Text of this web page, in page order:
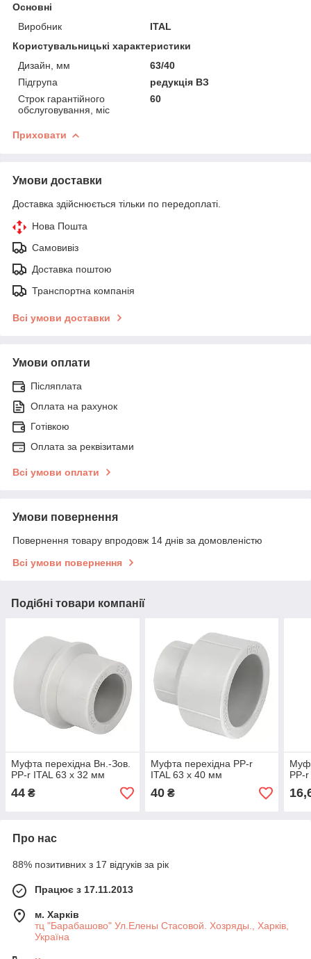
Основні
Виробник
ITAL
Користувальницькі характеристики
Дизайн, мм
63/40
Підгрупа
редукція ВЗ
Строк гарантійного
обслуговування, міс
60
Приховати
Умови доставки
Доставка здійснюється тільки по передоплаті.
Нова Пошта
Самовивіз
Доставка поштою
Транспортна компанія
Всі умови доставки
Умови оплати
Післяплата
Оплата на рахунок
Готівкою
Оплата за реквізитами
Всі умови оплати
Умови повернення
Повернення товару впродовж 14 днів за домовленістю
Всі умови повернення
Подібні товари компанії
Муфта перехідна Вн.-Зов.
PP-r ITAL 63 x 32 мм
44 ₴
Муфта перехідна PP-r
ITAL 63 x 40 мм
40₴
PP-
Про нас
88% позитивних з 17 відгуків за рік
Працює з 17.11.2013
м. Харків
тц "Барабашово" Ул.Елены Стасовой. Хозряды., Харків,
Україна